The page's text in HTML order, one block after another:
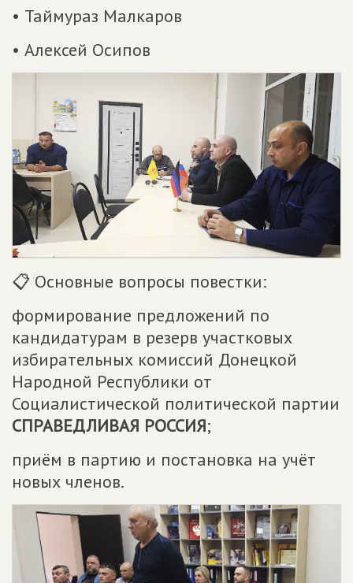
• Таймураз Малкаров
• Алексей Осипов
📋 Основные вопросы повестки:
формирование предложений по
кандидатурам в резерв участковых
избирательных комиссий Донецкой
Народной Республики от
Социалистической политической партии
СПРАВЕДЛИВАЯ РОССИЯ;
приём в партию и постановка на учёт
новых членов.